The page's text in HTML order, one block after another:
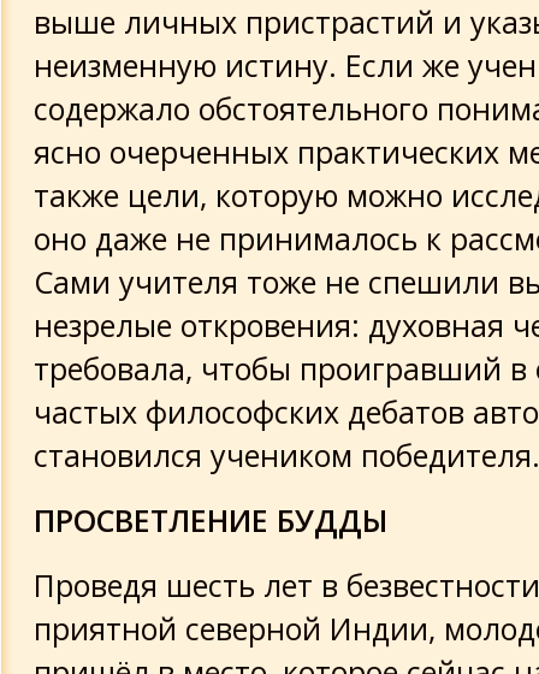
выше личных пристрастий и
неизменную истину. Если же
содержало обстоятельного
ясно очерченных практических
также цели, которую можно
оно даже не принималось к
Сами учителя тоже не спешили
незрелые откровения: духовная
требовала, чтобы проигравший в
частых философских дебатов
становился учеником победителя.
ПРОСВЕТЛЕНИЕ БУДДЫ
Проведя шесть лет в
приятной северной Индии,